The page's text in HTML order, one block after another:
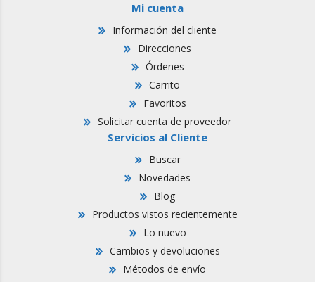
Mi cuenta
Información del cliente
Direcciones
Órdenes
Carrito
Favoritos
Solicitar cuenta de proveedor
Servicios al Cliente
Buscar
Novedades
Blog
Productos vistos recientemente
Lo nuevo
Cambios y devoluciones
Métodos de envío